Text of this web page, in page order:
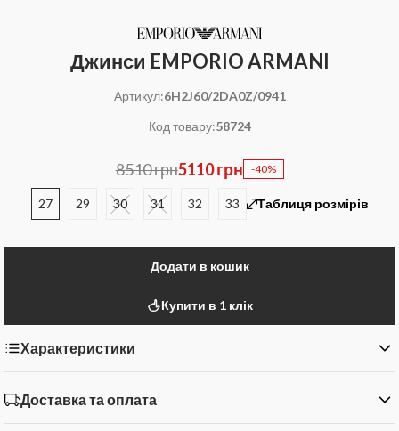
Джинси EMPORIO ARMANI
Артикул:6H2J60/2DA0Z/0941
Код товару:58724
8510 грн5110 грн -40%
27 29 30 31 32 33 Таблиця розмірів
Додати в кошик
Купити в 1 клік
Характеристики
Доставка та оплата